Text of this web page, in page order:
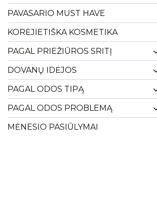
PAVASARIO MUST HAVE
KORĖJIETIŠKA KOSMETIKA
PAGAL PRIEŽIŪROS SRITĮ
DOVANŲ IDĖJOS
PAGAL ODOS TIPĄ
PAGAL ODOS PROBLEMĄ
MĖNESIO PASIŪLYMAI